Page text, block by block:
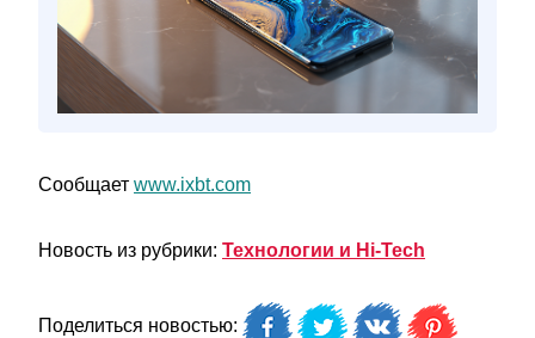
Сообщает www.ixbt.com
Новость из рубрики: Технологии и Hi-Tech
Поделиться новостью: